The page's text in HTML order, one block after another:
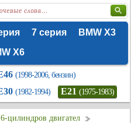
7 серия
BMW X3
X6
(1998-2006, бензин)
(1982-1994) E21 (1975-1983)
6-цилиндров двигател